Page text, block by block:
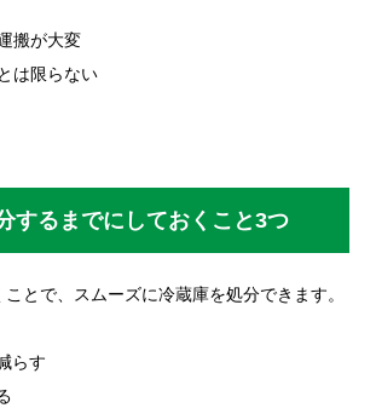
搬が大変
は限らない
するまでにしておくこと3つ
とで、スムーズに冷蔵庫を処分できます。
らす